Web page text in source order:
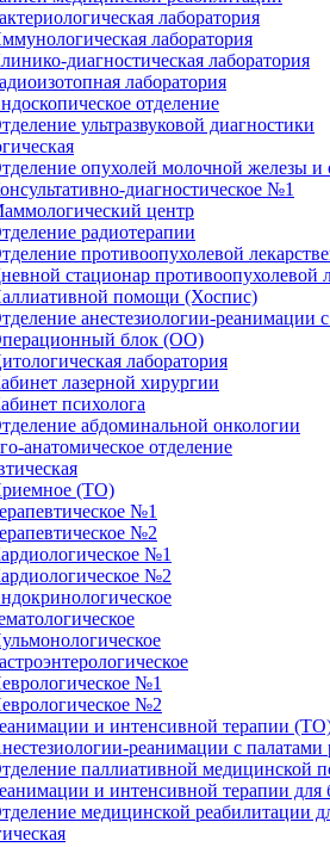
лаборатория
лаборатория
диагностическая лаборатория
лаборатория
отделение
ультразвуковой диагностики
опухолей молочной железы и
диагностическое №1
центр
радиотерапии
противоопухолевой
стационар противоопухолевой
помощи (Хоспис)
анестезиологии-реанимации
блок (ОО)
лаборатория
лазерной хирургии
психолога
абдоминальной онкологии
анатомическое отделение
(ТО)
№1
№2
№1
№2
№1
№2
и интенсивной терапии
реанимации с
паллиативной медицинской
и интенсивной терапии
медицинской реабилитации